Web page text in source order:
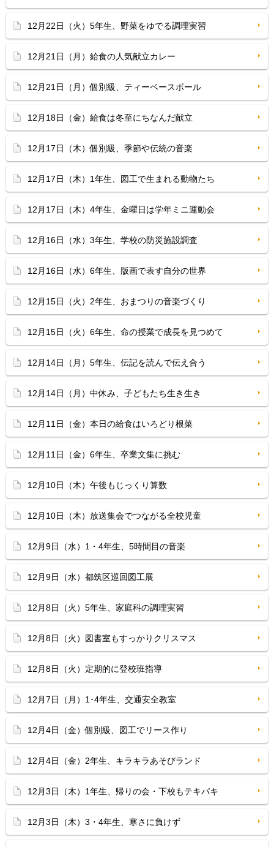
12月22日（火）5年生、野菜をゆでる調理実習
12月21日（月）給食の人気献立カレー
12月21日（月）個別級、ティーベースボール
12月18日（金）給食は冬至にちなんだ献立
12月17日（木）個別級、季節や伝統の音楽
12月17日（木）1年生、図工で生まれる動物たち
12月17日（木）4年生、金曜日は学年ミニ運動会
12月16日（水）3年生、学校の防災施設調査
12月16日（水）6年生、版画で表す自分の世界
12月15日（火）2年生、おまつりの音楽づくり
12月15日（火）6年生、命の授業で成長を見つめて
12月14日（月）5年生、伝記を読んで伝え合う
12月14日（月）中休み、子どもたち生き生き
12月11日（金）本日の給食はいろどり根菜
12月11日（金）6年生、卒業文集に挑む
12月10日（木）午後もじっくり算数
12月10日（木）放送集会でつながる全校児童
12月9日（水）1・4年生、5時間目の音楽
12月9日（水）都筑区巡回図工展
12月8日（火）5年生、家庭科の調理実習
12月8日（火）図書室もすっかりクリスマス
12月8日（火）定期的に登校班指導
12月7日（月）1･4年生、交通安全教室
12月4日（金）個別級、図工でリース作り
12月4日（金）2年生、キラキラあそびランド
12月3日（木）1年生、帰りの会・下校もテキパキ
12月3日（木）3・4年生、寒さに負けず